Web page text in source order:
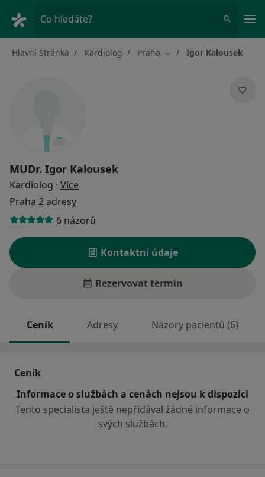
Co hledáte?
Hlavní Stránka Kardiolog Praha Změna města
Igor Kalousek
MUDr. Igor Kalousek
Kardiolog · Více
Praha 2 adresy
6 názorů
Kontaktní údaje
Rezervovat termín
Ceník Adresy Názory pacientů (6)
Ceník
Informace o službách a cenách nejsou k dispozici
Tento specialista ještě nepřidával žádné informace o
svých službách.